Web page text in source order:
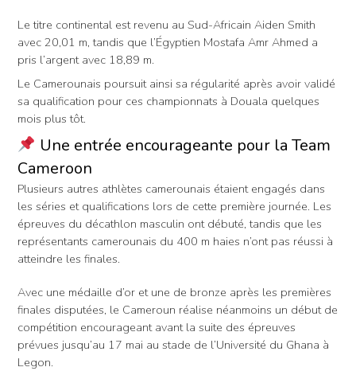
Le titre continental est revenu au Sud-Africain Aiden Smith
avec 20,01 m, tandis que l’Égyptien Mostafa Amr Ahmed a
pris l’argent avec 18,89 m.
Le Camerounais poursuit ainsi sa régularité après avoir validé
sa qualification pour ces championnats à Douala quelques
mois plus tôt.
Une entrée encourageante pour la Team
Cameroon
Plusieurs autres athlètes camerounais étaient engagés dans
les séries et qualifications lors de cette première journée. Les
épreuves du décathlon masculin ont débuté, tandis que les
représentants camerounais du 400 m haies n’ont pas réussi à
atteindre les finales.
Avec une médaille d’or et une de bronze après les premières
finales disputées, le Cameroun réalise néanmoins un début de
compétition encourageant avant la suite des épreuves
prévues jusqu’au 17 mai au stade de l’Université du Ghana à
Legon.